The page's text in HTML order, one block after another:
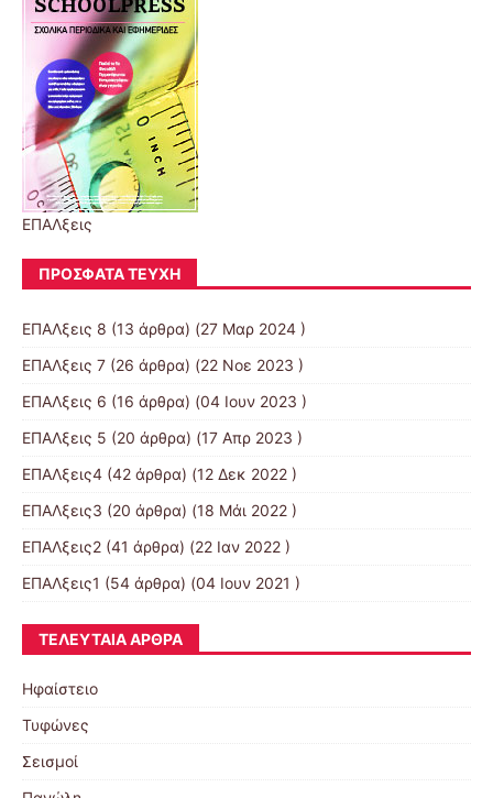
ΕΠΑΛξεις
ΠΡΌΣΦΑΤΑ ΤΕΎΧΗ
ΕΠΑΛξεις 8 (13 άρθρα) (27 Μαρ 2024 )
ΕΠΑΛξεις 7 (26 άρθρα) (22 Νοε 2023 )
ΕΠΑΛξεις 6 (16 άρθρα) (04 Ιουν 2023 )
ΕΠΑΛξεις 5 (20 άρθρα) (17 Απρ 2023 )
ΕΠΑΛξεις4 (42 άρθρα) (12 Δεκ 2022 )
ΕΠΑΛξεις3 (20 άρθρα) (18 Μάι 2022 )
ΕΠΑΛξεις2 (41 άρθρα) (22 Ιαν 2022 )
ΕΠΑΛξεις1 (54 άρθρα) (04 Ιουν 2021 )
ΤΕΛΕΥΤΑΊΑ ΆΡΘΡΑ
Ηφαίστειο
Τυφώνες
Σεισμοί